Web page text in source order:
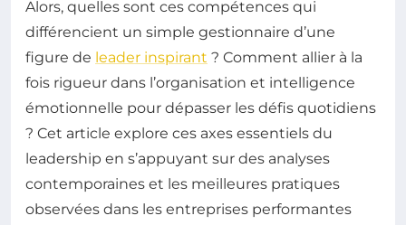
Alors, quelles sont ces compétences qui
différencient un simple gestionnaire d’une
figure de leader inspirant ? Comment allier à la
fois rigueur dans l’organisation et intelligence
émotionnelle pour dépasser les défis quotidiens
? Cet article explore ces axes essentiels du
leadership en s’appuyant sur des analyses
contemporaines et les meilleures pratiques
observées dans les entreprises performantes